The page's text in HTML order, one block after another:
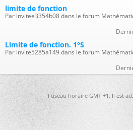
limite de fonction
Par invitee3354b08 dans le forum
Limite de fonction. 1°S
Par invite5285a149 dans le forum
Fuseau horaire GMT +1. Il est